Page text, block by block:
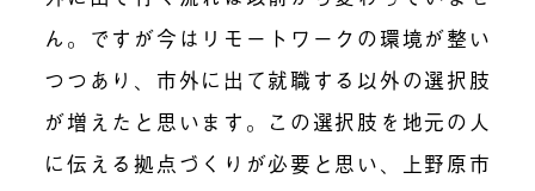
ん。ですが今はリモートワークの環境が整い
つつあり、市外に出て就職する以外の選択肢
が増えたと思います。この選択肢を地元の人
に伝える拠点づくりが必要と思い、上野原市